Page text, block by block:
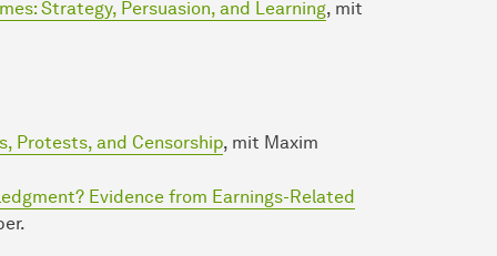
Strategy, Persuasion, and Learn­ing, mit
Protests, and Censorship, mit Maxim
Evidence from Earnings-Related